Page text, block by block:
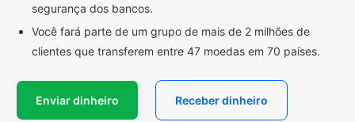
segurança dos bancos.
Você fará parte de um grupo de mais de 2 milhões de
clientes que transferem entre 47 moedas em 70 países.
Enviar dinheiro Receber dinheiro